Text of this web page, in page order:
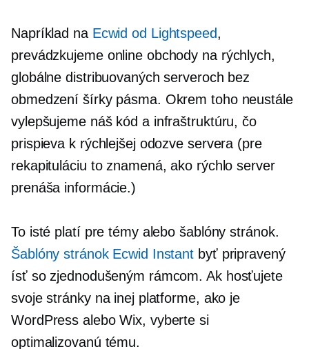
Napríklad na Ecwid od Lightspeed,
prevádzkujeme online obchody na rýchlych,
globálne distribuovaných serveroch bez
obmedzení šírky pásma. Okrem toho neustále
vylepšujeme náš kód a infraštruktúru, čo
prispieva k rýchlejšej odozve servera (pre
rekapituláciu to znamená, ako rýchlo server
prenáša informácie.)
To isté platí pre témy alebo šablóny stránok.
Šablóny stránok Ecwid Instant byť pripravený
ísť so zjednodušeným rámcom. Ak hosťujete
svoje stránky na inej platforme, ako je
WordPress alebo Wix, vyberte si
optimalizovanú tému.